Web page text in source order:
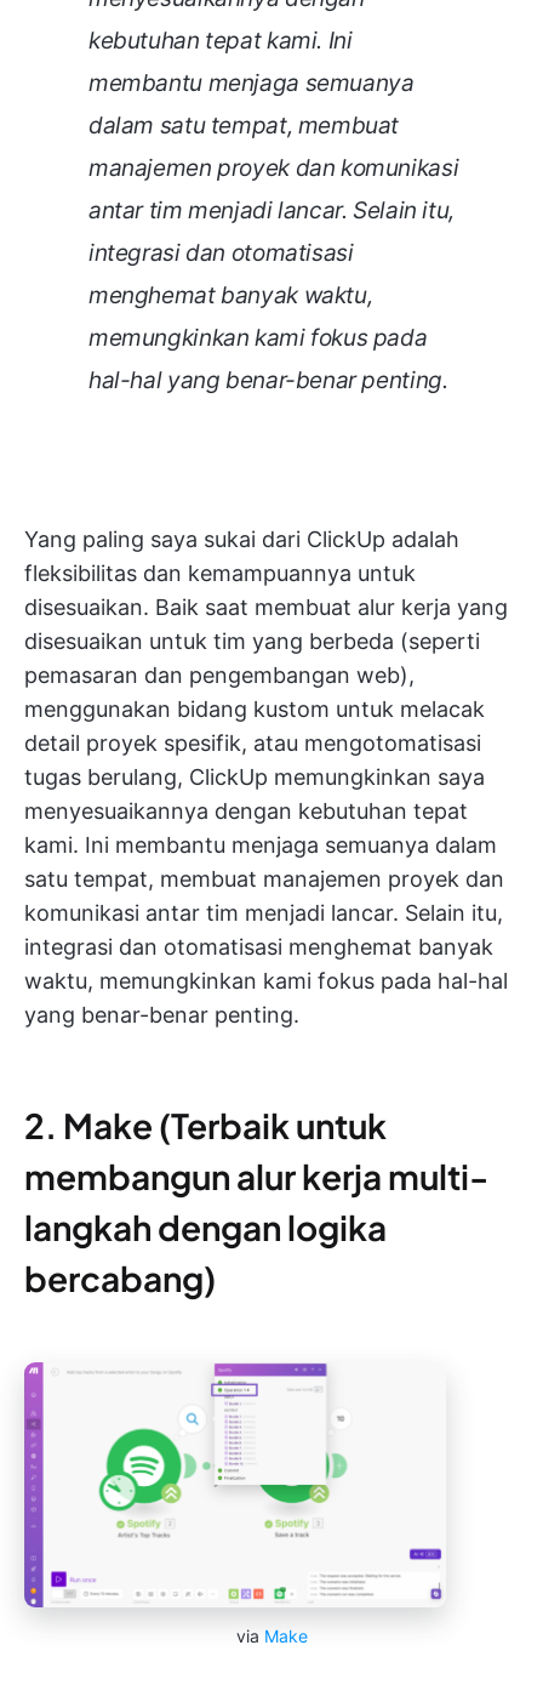
kebutuhan tepat kami. Ini
membantu menjaga semuanya
dalam satu tempat, membuat
manajemen proyek dan komunikasi
antar tim menjadi lancar. Selain itu,
integrasi dan otomatisasi
menghemat banyak waktu,
memungkinkan kami fokus pada
hal-hal yang benar-benar penting.
Yang paling saya sukai dari ClickUp adalah
fleksibilitas dan kemampuannya untuk
disesuaikan. Baik saat membuat alur kerja yang
disesuaikan untuk tim yang berbeda (seperti
pemasaran dan pengembangan web),
menggunakan bidang kustom untuk melacak
detail proyek spesifik, atau mengotomatisasi
tugas berulang, ClickUp memungkinkan saya
menyesuaikannya dengan kebutuhan tepat
kami. Ini membantu menjaga semuanya dalam
satu tempat, membuat manajemen proyek dan
komunikasi antar tim menjadi lancar. Selain itu,
integrasi dan otomatisasi menghemat banyak
waktu, memungkinkan kami fokus pada hal-hal
yang benar-benar penting.
2. Make (Terbaik untuk
membangun alur kerja multi-
langkah dengan logika
bercabang)
via Make